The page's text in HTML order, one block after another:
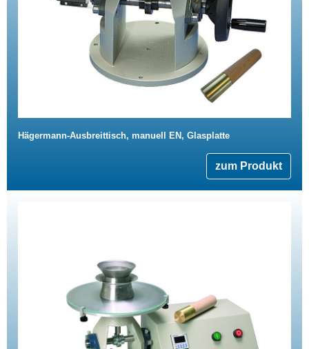
Hägermann-Ausbreittisch, manuell EN, Glasplatte
zum Produkt